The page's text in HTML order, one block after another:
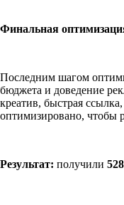
Финальная
Последним шагом
бюджета и доведение
креатив, быстрая
оптимизировано, чтобы
Результат: получили